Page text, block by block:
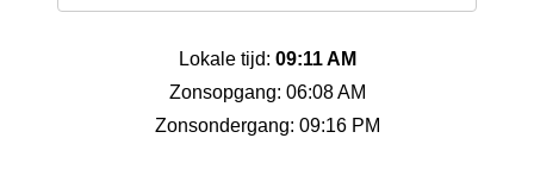
Lokale tijd: 09:11 AM
Zonsopgang: 06:08 AM
Zonsondergang: 09:16 PM